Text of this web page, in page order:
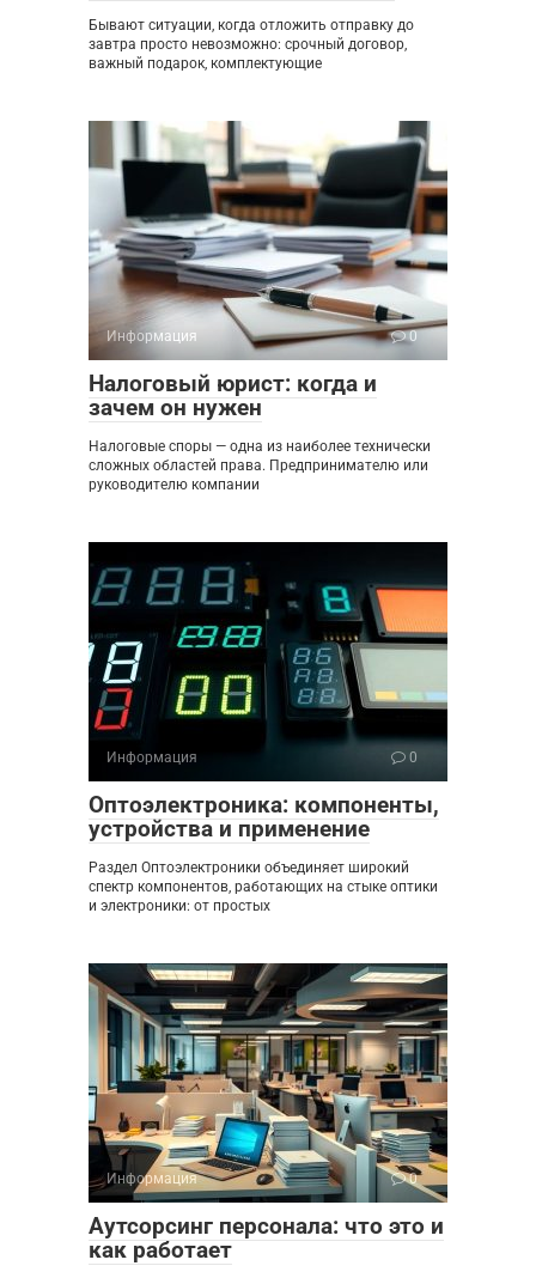
Бывают ситуации, когда отложить отправку до
завтра просто невозможно: срочный договор,
важный подарок, комплектующие
Информация 0
Налоговый юрист: когда и
зачем он нужен
Налоговые споры — одна из наиболее технически
сложных областей права. Предпринимателю или
руководителю компании
Информация 0
Оптоэлектроника: компоненты,
устройства и применение
Раздел Оптоэлектроники объединяет широкий
спектр компонентов, работающих на стыке оптики
и электроники: от простых
Информация 0
Аутсорсинг персонала: что это и
как работает